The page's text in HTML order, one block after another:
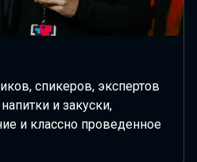
спикеров, экспертов
и закуски,
и классно проведенное